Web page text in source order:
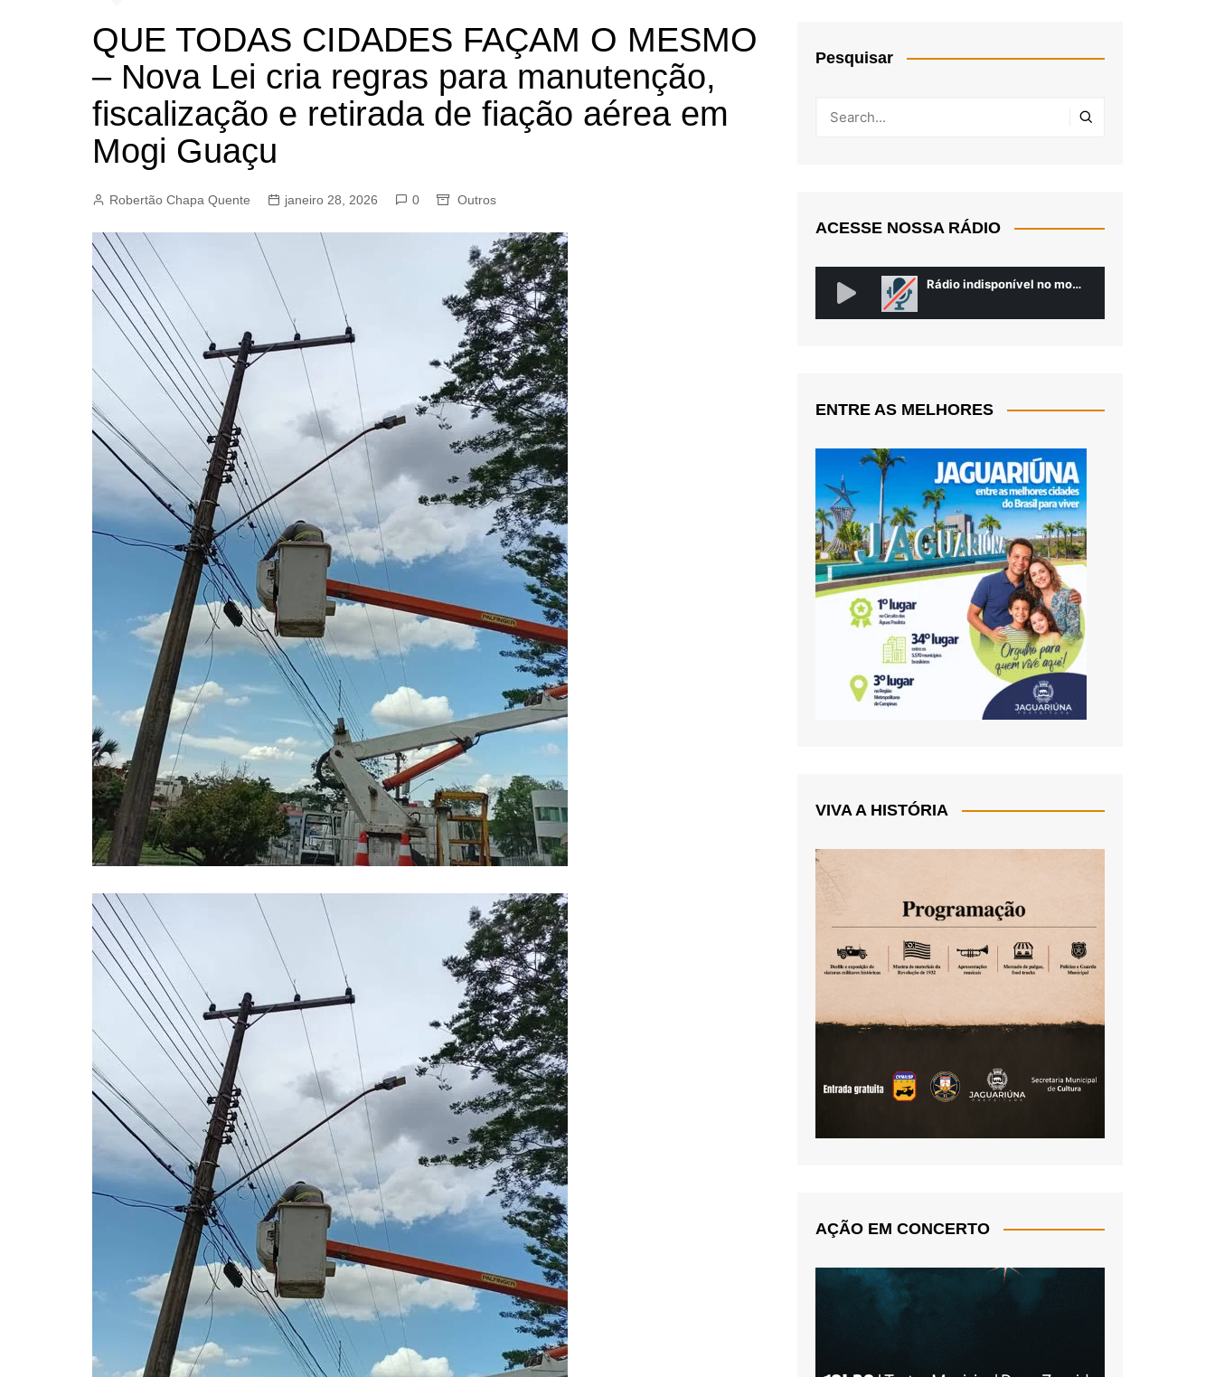
CAMPINAS
ESTIVA GERBI
JAGUARIÚNA
MOGI GUAÇU
RIBEIRÃO PRETO
QUE TODAS CIDADES FAÇAM O MESMO
– Nova Lei cria regras para manutenção,
fiscalização e retirada de fiação aérea em
Mogi Guaçu
Robertão Chapa Quente janeiro 28, 2026 0 Outros
Pesquisar
ACESSE NOSSA RÁDIO
ENTRE AS MELHORES
VIVA A HISTÓRIA
AÇÃO EM CONCERTO